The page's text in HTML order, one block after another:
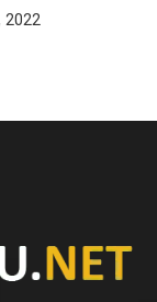
2022